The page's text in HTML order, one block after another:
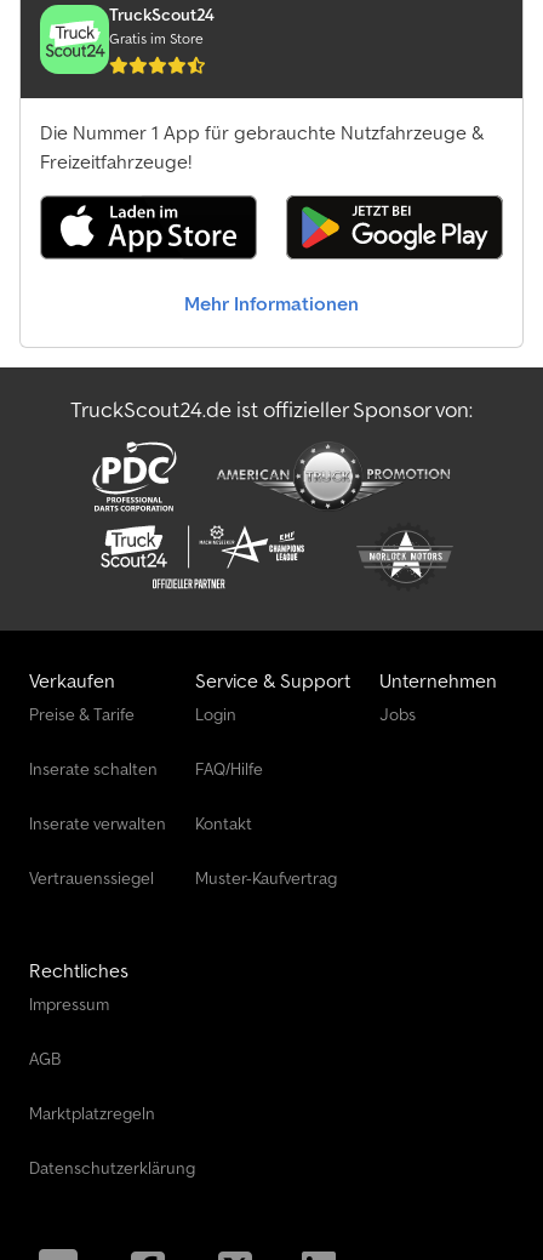
TruckScout24
Gratis im Store
Die Nummer 1 App für gebrauchte Nutzfahrzeuge &
Freizeitfahrzeuge!
Mehr Informationen
TruckScout24.de ist offizieller Sponsor von:
Verkaufen
Preise & Tarife
Inserate schalten
Inserate verwalten
Vertrauenssiegel
Service & Support
Login
FAQ/Hilfe
Kontakt
Muster-Kaufvertrag
Unternehmen
Jobs
Rechtliches
Impressum
AGB
Marktplatzregeln
Datenschutzerklärung